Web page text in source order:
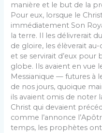
manière et le but de la
Pour eux, lorsque le
immédiatement Son
la terre. Il les délivrerait
de gloire, les élèverait
et se servirait d’eux pour
globe. Ils avaient en vue
Messianique — futures à
de nos jours, quoique
ils avaient omis de noter
Christ qui devaient
comme l’annonce
temps, les prophètes